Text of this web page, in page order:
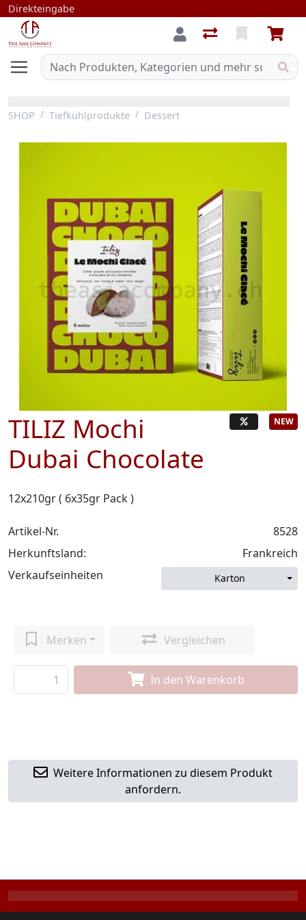
Direkteingabe
SHOP Tiefkühlprodukte Dessert
TILIZ Mochi
Dubai Chocolate
12x210gr ( 6x35gr Pack )
Artikel-Nr.
8528
Herkunftsland:
Frankreich
Verkaufseinheiten
Karton
Merken Vergleichen
In den Warenkorb
Weitere Informationen zu diesem Produkt
anfordern.